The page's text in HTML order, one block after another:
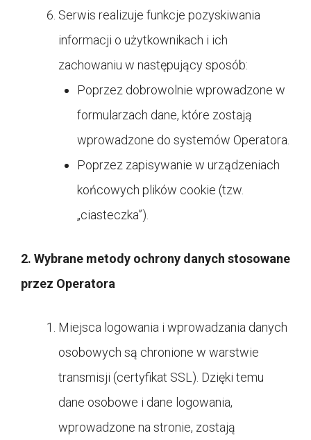
Serwis realizuje funkcje pozyskiwania
informacji o użytkownikach i ich
zachowaniu w następujący sposób:
Poprzez dobrowolnie wprowadzone w
formularzach dane, które zostają
wprowadzone do systemów Operatora.
Poprzez zapisywanie w urządzeniach
końcowych plików cookie (tzw.
„ciasteczka”).
2. Wybrane metody ochrony danych stosowane
przez Operatora
Miejsca logowania i wprowadzania danych
osobowych są chronione w warstwie
transmisji (certyfikat SSL). Dzięki temu
dane osobowe i dane logowania,
wprowadzone na stronie, zostają